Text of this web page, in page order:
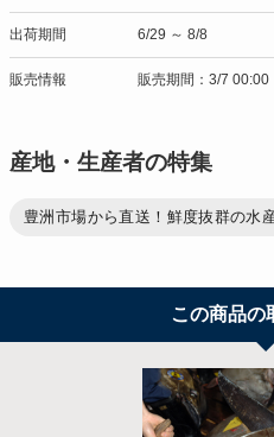
出荷期間 6/29 ～ 8/8
販売情報 販売期間：3/7 00:00
産地・生産者の特集
豊洲市場から直送！鮮度抜群の水
この商品の